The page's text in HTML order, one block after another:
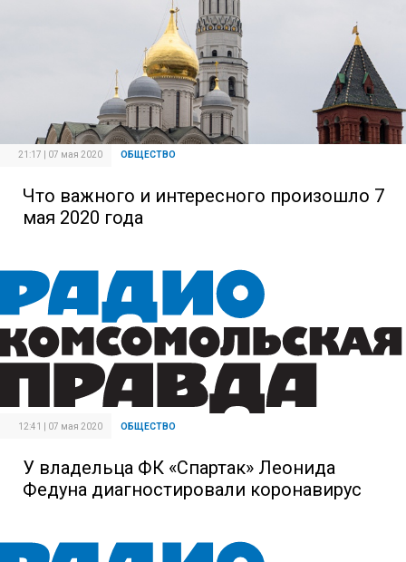
21:17 | 07 мая 2020 ОБЩЕСТВО
Что важного и интересного произошло 7
мая 2020 года
12:41 | 07 мая 2020 ОБЩЕСТВО
У владельца ФК «Спартак» Леонида
Федуна диагностировали коронавирус